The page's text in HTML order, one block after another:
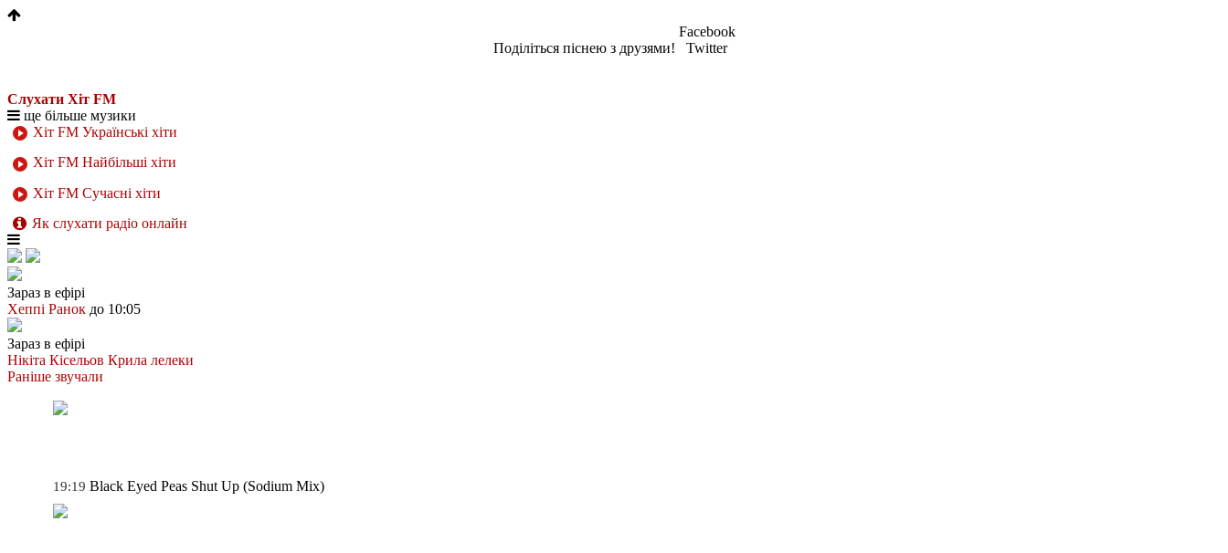
Поділіться піснею з друзями!
Facebook
Twitter
Слухати Хіт FM
ще більше музики
Хіт FM Українські хіти
Хіт FM Найбільші хіти
Хіт FM Сучасні хіти
Як слухати радіо онлайн
Зараз в ефірі
Хеппі Ранок до 10:05
Зараз в ефірі
Нікіта Кісельов Крила лелеки
Раніше звучали
19:19 Black Eyed Peas Shut Up (Sodium Mix)